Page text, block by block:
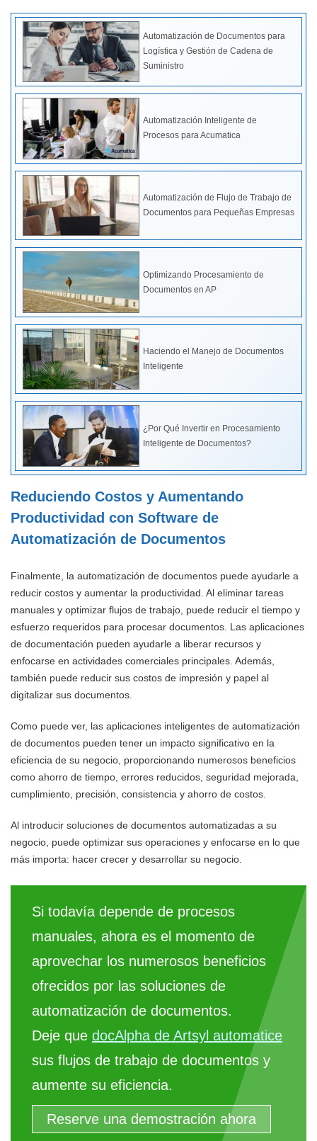
Automatización de Documentos para
Logística y Gestión de Cadena de
Suministro
Automatización Inteligente de
Procesos para Acumatica
Automatización de Flujo de Trabajo de
Documentos para Pequeñas Empresas
Optimizando Procesamiento de
Documentos en AP
Haciendo el Manejo de Documentos
Inteligente
¿Por Qué Invertir en Procesamiento
Inteligente de Documentos?
Reduciendo Costos y Aumentando
Productividad con Software de
Automatización de Documentos
Finalmente, la automatización de documentos puede ayudarle a
reducir costos y aumentar la productividad. Al eliminar tareas
manuales y optimizar flujos de trabajo, puede reducir el tiempo y
esfuerzo requeridos para procesar documentos. Las aplicaciones
de documentación pueden ayudarle a liberar recursos y
enfocarse en actividades comerciales principales. Además,
también puede reducir sus costos de impresión y papel al
digitalizar sus documentos.
Como puede ver, las aplicaciones inteligentes de automatización
de documentos pueden tener un impacto significativo en la
eficiencia de su negocio, proporcionando numerosos beneficios
como ahorro de tiempo, errores reducidos, seguridad mejorada,
cumplimiento, precisión, consistencia y ahorro de costos.
Al introducir soluciones de documentos automatizadas a su
negocio, puede optimizar sus operaciones y enfocarse en lo que
más importa: hacer crecer y desarrollar su negocio.
Si todavía depende de procesos
manuales, ahora es el momento de
aprovechar los numerosos beneficios
ofrecidos por las soluciones de
automatización de documentos.
Deje que docAlpha de Artsyl automatice
sus flujos de trabajo de documentos y
aumente su eficiencia.
Reserve una demostración ahora